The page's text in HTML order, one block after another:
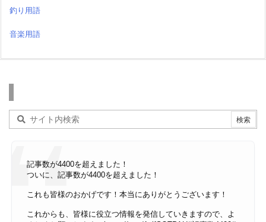
釣り用語
音楽用語
記事数が4400を超えました！
ついに、記事数が4400を超えました！
これも皆様のおかげです！本当にありがとうございます！
これからも、皆様に役立つ情報を発信していきますので、よ